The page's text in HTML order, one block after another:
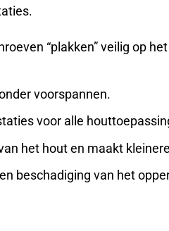
“plakken” veilig op
voorspannen.
voor alle
het hout en maakt
beschadiging van het